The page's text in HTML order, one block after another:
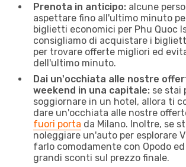
Prenota in anticipo: alcune
aspettare fino all'ultimo minuto
biglietti economici per Phu Quoc
consigliamo di acquistare i
per trovare offerte migliori ed
dell'ultimo minuto.
Dai un'occhiata alle nostre
weekend in una capitale: se stai
soggiornare in un hotel, allora ti
dare un'occhiata alle nostre
fuori porta da Milano. Inoltre, se
noleggiare un'auto per esplorare
farlo comodamente con Opodo
grandi sconti sul prezzo finale.